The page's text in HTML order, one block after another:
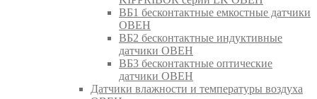
ВБ1 бесконтактные емкостные датчики
ОВЕН
ВБ2 бесконтактные индуктивные
датчики ОВЕН
ВБ3 бесконтактные оптические
датчики ОВЕН
Датчики влажности и температуры воздуха